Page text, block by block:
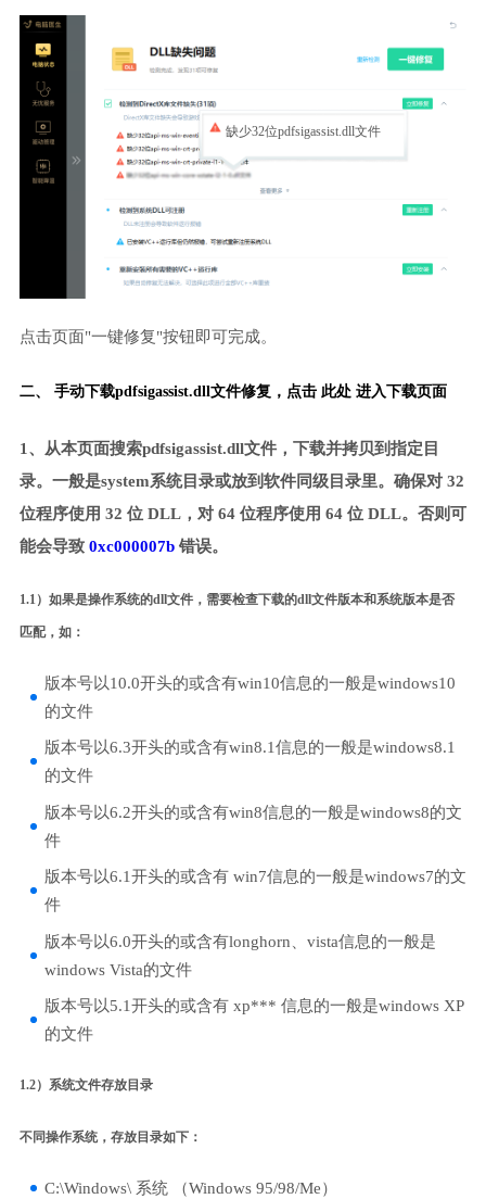
缺少32位pdfsigassist.dll文件
点击页面"一键修复"按钮即可完成。
二、 手动下载pdfsigassist.dll文件修复， 点击 此处 进入下载页面
1、从本页面搜索pdfsigassist.dll文件，下载并拷贝到指定目
录。一般是system系统目录或放到软件同级目录里。确保对 32
位程序使用 32 位 DLL，对 64 位程序使用 64 位 DLL。否则可
能会导致 0xc000007b错误。
1.1）如果是操作系统的dll文件，需要检查下载的dll文件版本和系统版本是否
匹配，如：
版本号以10.0开头的或含有win10信息的一般是windows10
的文件
版本号以6.3开头的或含有win8.1信息的一般是windows8.1
的文件
版本号以6.2开头的或含有win8信息的一般是windows8的文
件
版本号以6.1开头的或含有 win7信息的一般是windows7的文
件
版本号以6.0开头的或含有longhorn、vista信息的一般是
windows Vista的文件
版本号以5.1开头的或含有 xp*** 信息的一般是windows XP
的文件
1.2）系统文件存放目录
不同操作系统，存放目录如下：
C:\Windows\ 系统 （Windows 95/98/Me）